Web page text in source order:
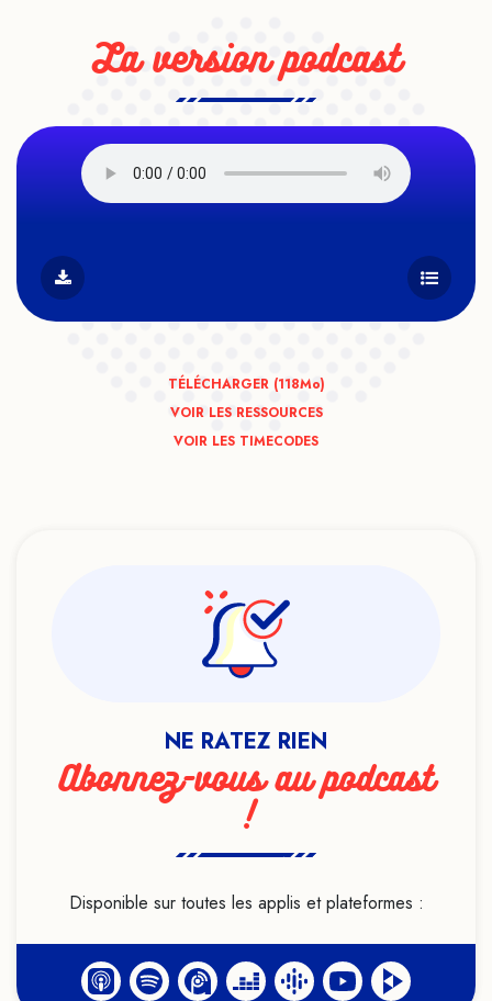
La version podcast
TÉLÉCHARGER (118Mo)
VOIR LES RESSOURCES
VOIR LES TIMECODES
NE RATEZ RIEN
Abonnez-vous au podcast
!
Disponible sur toutes les applis et plateformes :